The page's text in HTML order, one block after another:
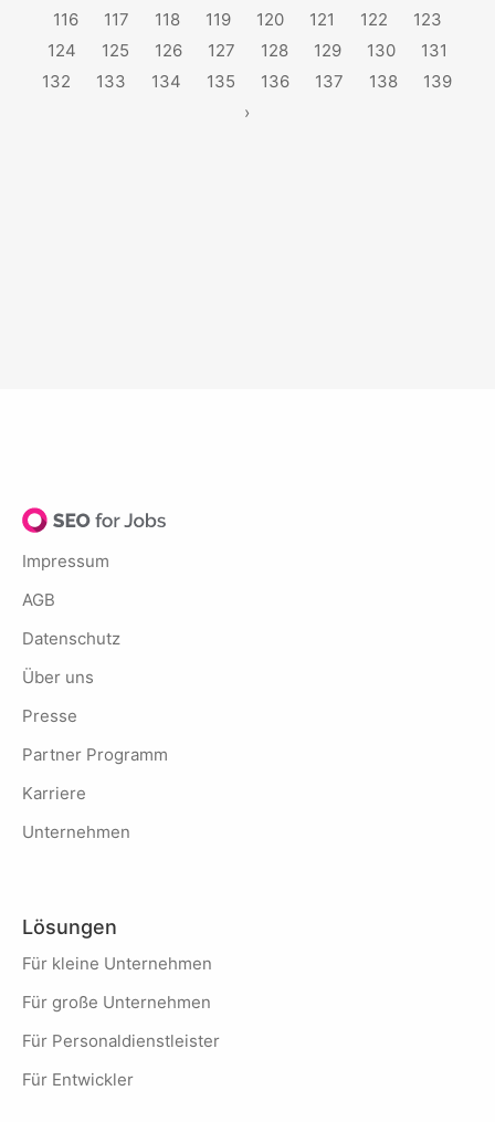
116
117 118 119 120 121 122
123
124
125 126 127 128 129 130
131
132
133 134 135 136 137 138
139
›
Impressum
AGB
Datenschutz
Über uns
Presse
Partner Programm
Karriere
Unternehmen
Lösungen
Für kleine Unternehmen
Für große Unternehmen
Für Personaldienstleister
Für Entwickler